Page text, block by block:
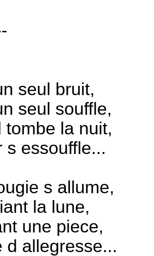
seul bruit,
seul souffle,
tombe la nuit,
s essouffle...
s allume,
la lune,
une piece,
d allegresse...